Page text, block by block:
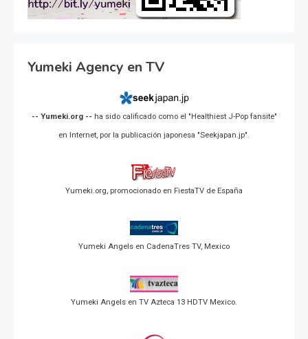
Yumeki Agency en TV
-- Yumeki.org -- ha sido calificado como el "Healthiest J-Pop fansite"
en Internet, por la publicación japonesa "Seekjapan.jp".
Yumeki.org, promocionado en FiestaTV de España
Yumeki Angels en CadenaTres TV, Mexico
Yumeki Angels en TV Azteca 13 HDTV Mexico.